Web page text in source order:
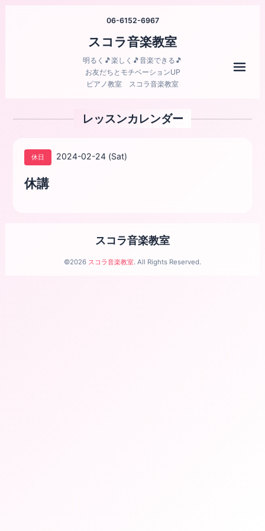
06-6152-6967
スコラ音楽教室
明るく🎵楽しく🎵音楽できる🎵
お友だちとモチベーションUP
ピアノ教室 スコラ音楽教室
レッスンカレンダー
休日 2024-02-24 (Sat)
休講
スコラ音楽教室
©2026 スコラ音楽教室. All Rights Reserved.